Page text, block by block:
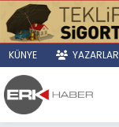
KÜNYE YAZARLAR